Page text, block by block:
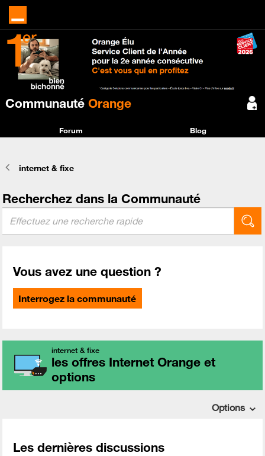
Communauté Orange
Forum Blog
internet & fixe
Recherchez dans la Communauté
Vous avez une question ?
Interrogez la communauté
internet & fixe
les offres Internet Orange et
options
Options
Les dernières discussions